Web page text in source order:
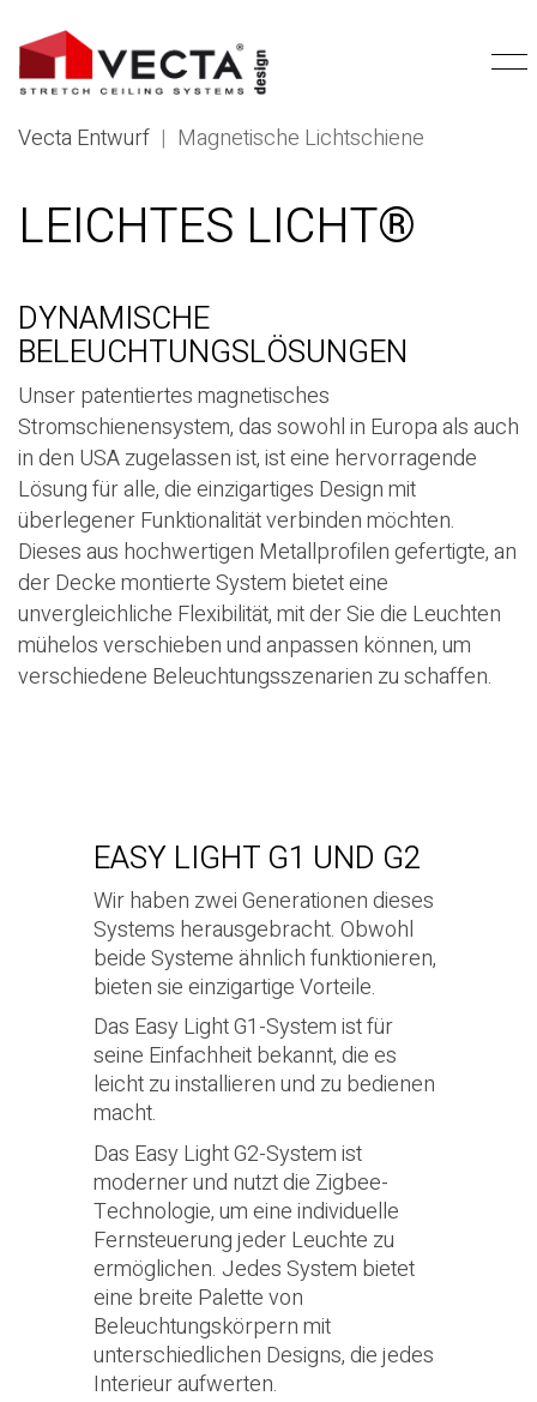
Vecta Entwurf | Magnetische Lichtschiene
LEICHTES LICHT®
DYNAMISCHE
BELEUCHTUNGSLÖSUNGEN
Unser patentiertes magnetisches
Stromschienensystem, das sowohl in Europa als auch
in den USA zugelassen ist, ist eine hervorragende
Lösung für alle, die einzigartiges Design mit
überlegener Funktionalität verbinden möchten.
Dieses aus hochwertigen Metallprofilen gefertigte, an
der Decke montierte System bietet eine
unvergleichliche Flexibilität, mit der Sie die Leuchten
mühelos verschieben und anpassen können, um
verschiedene Beleuchtungsszenarien zu schaffen.
EASY LIGHT G1 UND G2
Wir haben zwei Generationen dieses
Systems herausgebracht. Obwohl
beide Systeme ähnlich funktionieren,
bieten sie einzigartige Vorteile.
Das Easy Light G1-System ist für
seine Einfachheit bekannt, die es
leicht zu installieren und zu bedienen
macht.
Das Easy Light G2-System ist
moderner und nutzt die Zigbee-
Technologie, um eine individuelle
Fernsteuerung jeder Leuchte zu
ermöglichen. Jedes System bietet
eine breite Palette von
Beleuchtungskörpern mit
unterschiedlichen Designs, die jedes
Interieur aufwerten.